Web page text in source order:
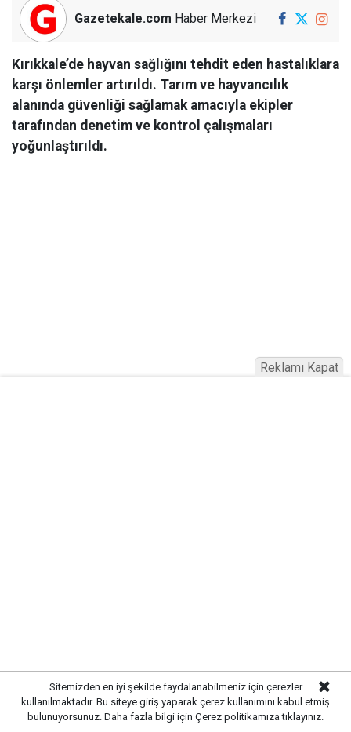
Gazetekale.com Haber Merkezi
Kırıkkale’de hayvan sağlığını tehdit eden hastalıklara
karşı önlemler artırıldı. Tarım ve hayvancılık
alanında güvenliği sağlamak amacıyla ekipler
tarafından denetim ve kontrol çalışmaları
yoğunlaştırıldı.
hayvan sağlığına yönelik kontrollerini artırarak gerekli
tedbirleri uygulamaya başladı.
Sitemizden en iyi şekilde faydalanabilmeniz için çerezler
kullanılmaktadır. Bu siteye giriş yaparak çerez kullanımını kabul etmiş
bulunuyorsunuz. Daha fazla bilgi için Çerez politikamıza tıklayınız.
Reklamı Kapat